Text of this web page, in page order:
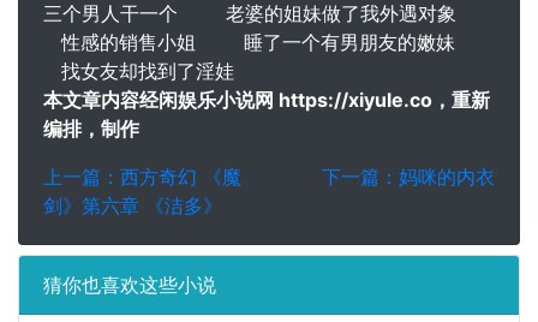
三个男人干一个 老婆的姐妹做了我外遇对象
性感的销售小姐 睡了一个有男朋友的嫩妹
找女友却找到了淫娃
本文章内容经闲娱乐小说网 https://xiyule.co，重新
编排，制作
上一篇：西方奇幻 《魔
剑》第六章 《洁多》
下一篇：妈咪的内衣
猜你也喜欢这些小说